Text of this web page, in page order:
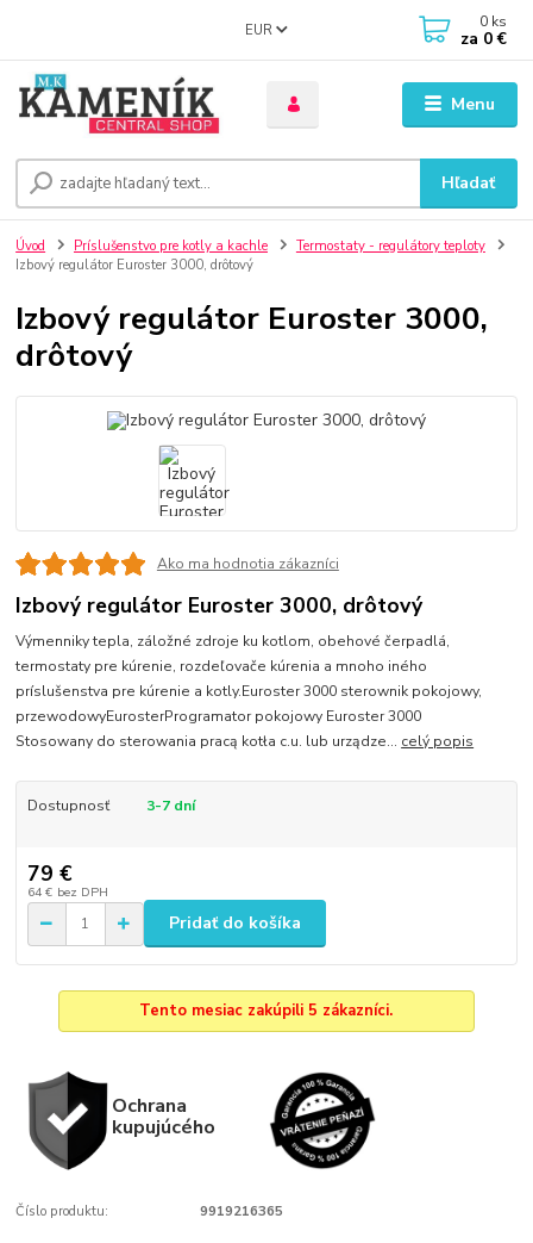
Menu
EUR
Hľadať
0 ks
za 0 €
Úvod Príslušenstvo pre kotly a kachle
Termostaty - regulátory teploty
Izbový regulátor Euroster 3000, drôtový
Izbový regulátor Euroster 3000,
drôtový
Ako ma hodnotia zákazníci
Izbový regulátor Euroster 3000, drôtový
Výmenniky tepla, záložné zdroje ku kotlom, obehové čerpadlá,
termostaty pre kúrenie, rozdeľovače kúrenia a mnoho iného
príslušenstva pre kúrenie a kotly.Euroster 3000 sterownik pokojowy,
przewodowyEurosterProgramator pokojowy Euroster 3000
Stosowany do sterowania pracą kotła c.u. lub urządze... celý popis
Dostupnosť 3-7 dní
79 €
64 € bez DPH
Pridať do košíka
Tento mesiac zakúpili 5 zákazníci.
Ochrana
kupujúcého
Číslo produktu: 9919216365